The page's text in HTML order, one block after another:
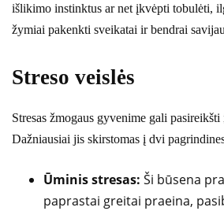
išlikimo instinktus ar net įkvėpti tobulėti,
žymiai pakenkti sveikatai ir bendrai
Streso veislės
Stresas žmogaus gyvenime gali
Dažniausiai jis skirstomas į dvi
Ūminis stresas: Ši būsena
paprastai greitai praeina,